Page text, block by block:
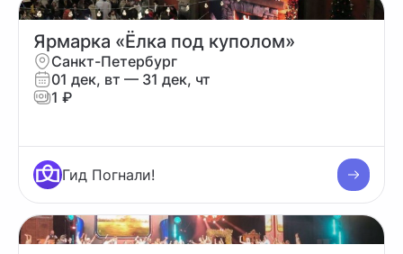
Ярмарка «Ёлка под куполом»
Санкт-Петербург
01 дек, вт — 31 дек, чт
1 ₽
Гид Погнали!